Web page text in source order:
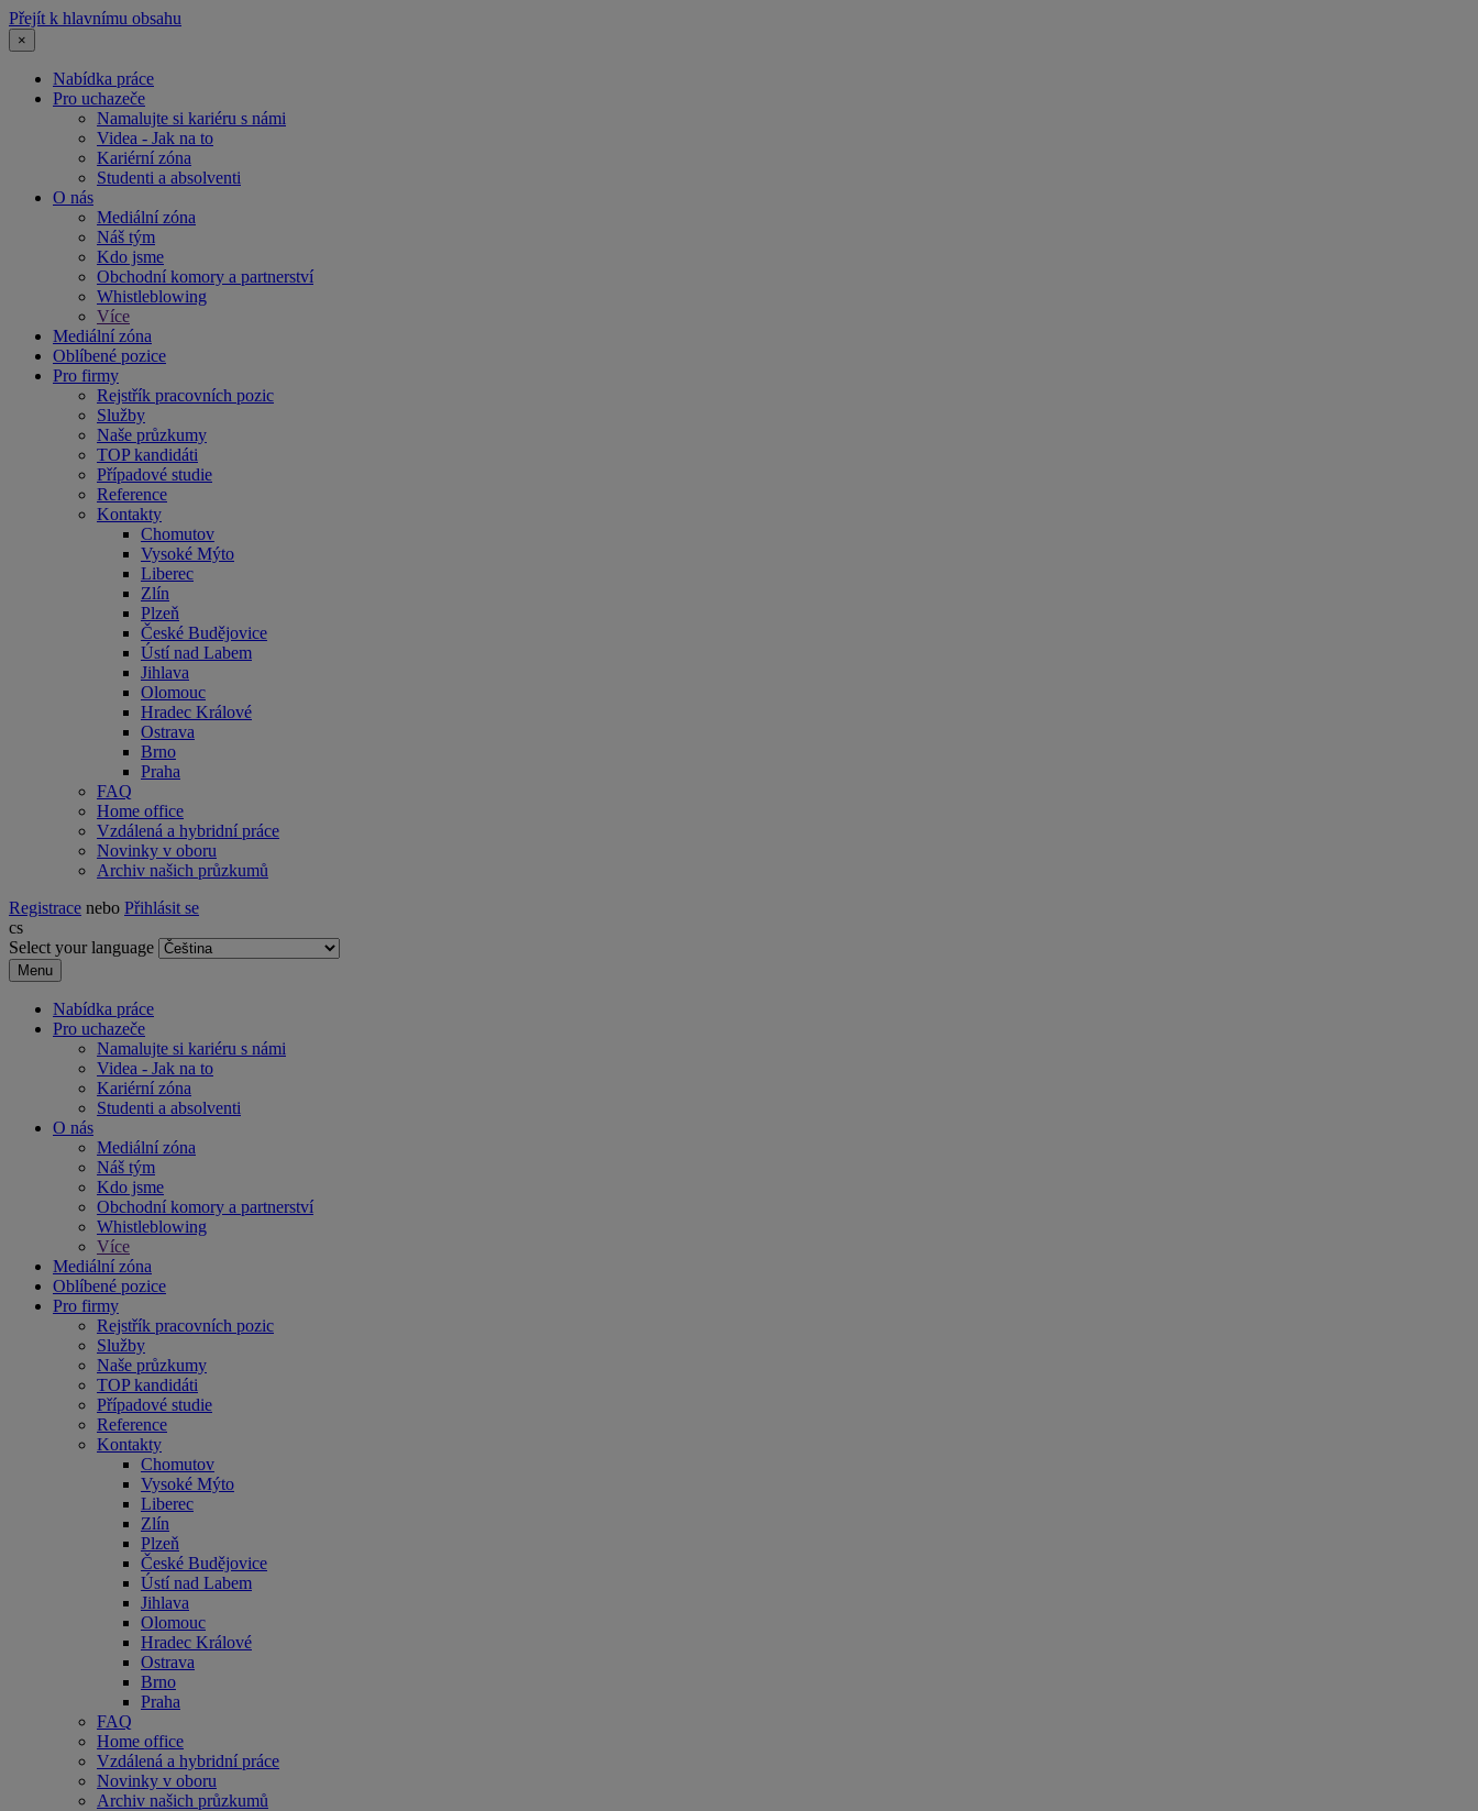
Přejít k hlavnímu obsahu
×
Nabídka práce
Pro uchazeče
Namalujte si kariéru s námi
Videa - Jak na to
Kariérní zóna
Studenti a absolventi
O nás
Mediální zóna
Náš tým
Kdo jsme
Obchodní komory a partnerství
Whistleblowing
Více
Mediální zóna
Oblíbené pozice
Pro firmy
Rejstřík pracovních pozic
Služby
Naše průzkumy
TOP kandidáti
Případové studie
Reference
Kontakty
Chomutov
Vysoké Mýto
Liberec
Zlín
Plzeň
České Budějovice
Ústí nad Labem
Jihlava
Olomouc
Hradec Králové
Ostrava
Brno
Praha
FAQ
Home office
Vzdálená a hybridní práce
Novinky v oboru
Archiv našich průzkumů
Registrace nebo Přihlásit se
cs
Select your language
Menu
Nabídka práce
Pro uchazeče
Namalujte si kariéru s námi
Videa - Jak na to
Kariérní zóna
Studenti a absolventi
O nás
Mediální zóna
Náš tým
Kdo jsme
Obchodní komory a partnerství
Whistleblowing
Více
Mediální zóna
Oblíbené pozice
Pro firmy
Rejstřík pracovních pozic
Služby
Naše průzkumy
TOP kandidáti
Případové studie
Reference
Kontakty
Chomutov
Vysoké Mýto
Liberec
Zlín
Plzeň
České Budějovice
Ústí nad Labem
Jihlava
Olomouc
Hradec Králové
Ostrava
Brno
Praha
FAQ
Home office
Vzdálená a hybridní práce
Novinky v oboru
Archiv našich průzkumů